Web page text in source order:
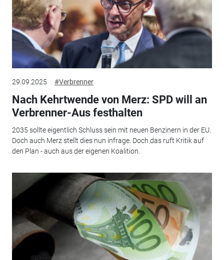
29.09.2025 #Verbrenner
Nach Kehrtwende von Merz: SPD will an
Verbrenner-Aus festhalten
2035 sollte eigentlich Schluss sein mit neuen Benzinern in der EU.
Doch auch Merz stellt dies nun infrage. Doch das ruft Kritik auf
den Plan - auch aus der eigenen Koalition.